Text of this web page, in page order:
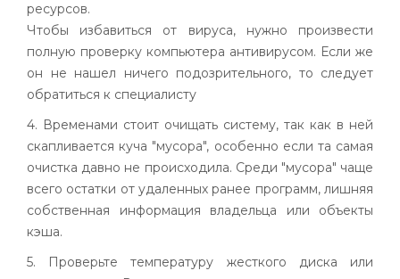
ресурсов.
Чтобы избавиться от вируса, нужно произвести
полную проверку компьютера антивирусом. Если же
он не нашел ничего подозрительного, то следует
обратиться к специалисту
4. Временами стоит очищать систему, так как в ней
скапливается куча "мусора", особенно если та самая
очистка давно не происходила. Среди "мусора" чаще
всего остатки от удаленных ранее программ, лишняя
собственная информация владельца или объекты
кэша.
5. Проверьте температуру жесткого диска или